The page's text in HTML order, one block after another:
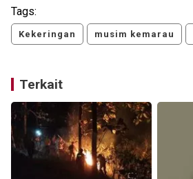
Tags:
Kekeringan musim kemarau
Terkait